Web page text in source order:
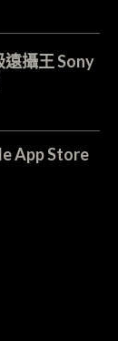
攝王 Sony
App Store